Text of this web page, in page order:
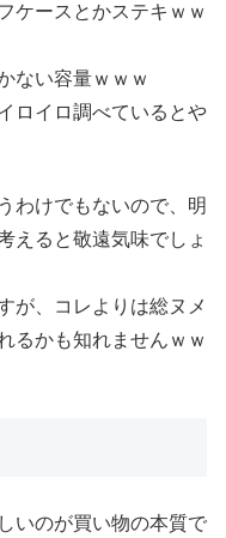
ケースとかステキｗｗ
ない容量ｗｗｗ
ロイロ調べているとや
わけでもないので、明
えると敬遠気味でしょ
が、コレよりは総ヌメ
るかも知れませんｗｗ
いのが買い物の本質で